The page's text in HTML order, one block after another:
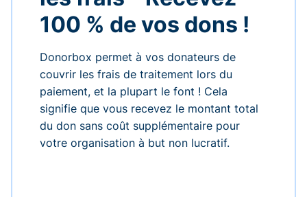
100 % de vos dons !
Donorbox permet à vos donateurs de
couvrir les frais de traitement lors du
paiement, et la plupart le font ! Cela
signifie que vous recevez le montant total
du don sans coût supplémentaire pour
votre organisation à but non lucratif.